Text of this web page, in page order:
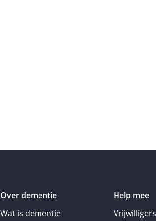
Over dementie
Wat is dementie
Help mee
Vrijwilligers